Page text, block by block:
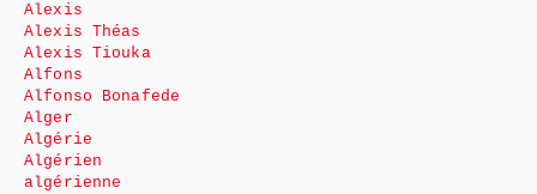
Alexis
Alexis Théas
Alexis Tiouka
Alfons
Alfonso Bonafede
Alger
Algérie
Algérien
algérienne